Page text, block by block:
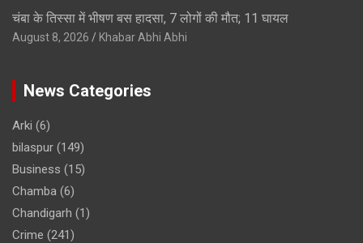
चंबा के तिस्सा में भीषण बस हादसा, 7 लोगों की मौत; 11 घायल
August 8, 2026 Khabar Abhi Abhi
News Categories
Arki (6)
bilaspur (149)
Business (15)
Chamba (6)
Chandigarh (1)
Crime (241)